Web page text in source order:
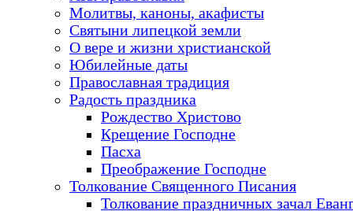
Молитвы, каноны, акафисты
Святыни липецкой земли
О вере и жизни христианской
Юбилейные даты
Православная традиция
Радость праздника
Рождество Христово
Крещение Господне
Пасха
Преображение Господне
Толкование Священного Писания
Толкование праздничных зачал